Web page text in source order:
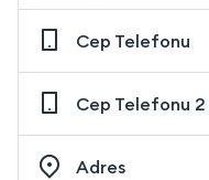
Cep Telefonu
Cep Telefonu 2
Adres